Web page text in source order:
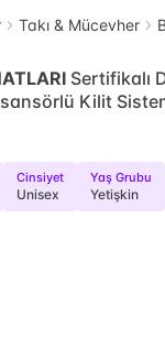
Takı & Mücevher
Sertifikalı
Kilit
Cinsiyet
Unisex
Yaş Grubu
Yetişkin